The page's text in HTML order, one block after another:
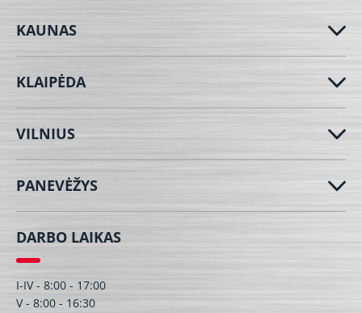
KAUNAS
KLAIPĖDA
VILNIUS
PANEVĖŽYS
DARBO LAIKAS
I-IV - 8:00 - 17:00
V - 8:00 - 16:30